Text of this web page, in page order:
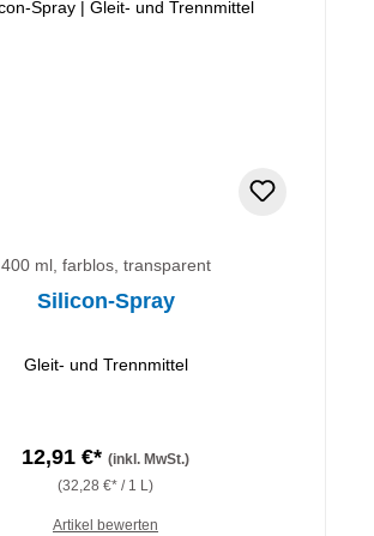
400 ml, farblos, transparent
Silicon-Spray
Gleit- und Trennmittel
12,91 €* (inkl. MwSt.)
(32,28 €* / 1 L)
Artikel bewerten